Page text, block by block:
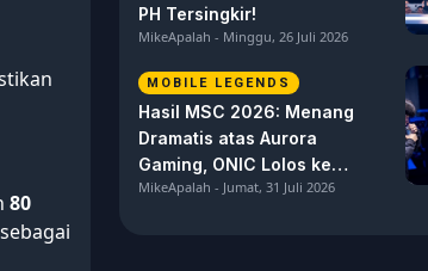
80
PH Tersingkir!
MikeApalah - Minggu, 26 Juli 2026
MOBILE LEGENDS
Hasil MSC 2026: Menang
Dramatis atas Aurora
Gaming, ONIC Lolos ke
Semifinal!
MikeApalah - Jumat, 31 Juli 2026